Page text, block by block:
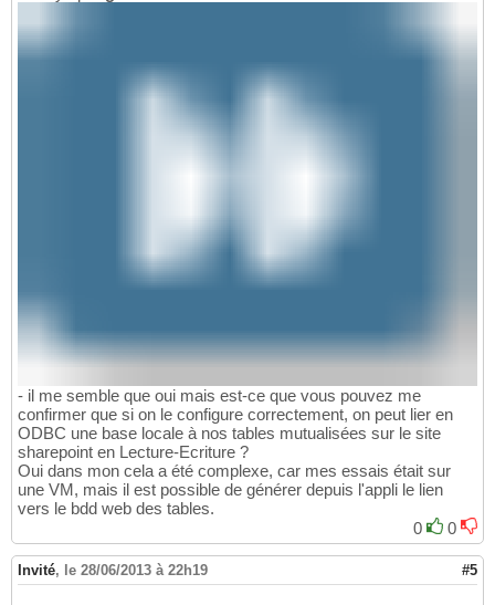
- il me semble que oui mais est-ce que vous pouvez me
confirmer que si on le configure correctement, on peut lier en
ODBC une base locale à nos tables mutualisées sur le site
sharepoint en Lecture-Ecriture ?
Oui dans mon cela a été complexe, car mes essais était sur
une VM, mais il est possible de générer depuis l'appli le lien
vers le bdd web des tables.
0
0
Invité, le 28/06/2013 à 22h19 #5